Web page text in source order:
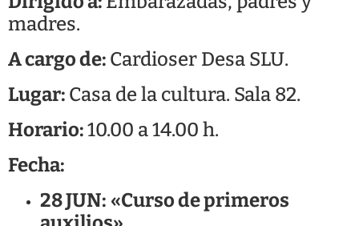
madres.
A cargo de: Cardioser Desa SLU.
Lugar: Casa de la cultura. Sala 82.
Horario:10.00 a 14.00 h.
Fecha:
28 JUN: «Curso de primeros